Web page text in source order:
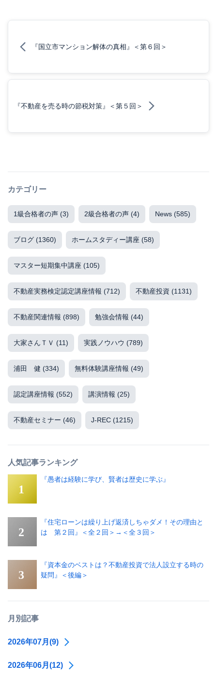
『国立市マンション解体の真相』＜第６回＞
『不動産を売る時の節税対策』＜第５回＞
カテゴリー
1級合格者の声 (3) 2級合格者の声 (4) News (585)
ブログ (1360) ホームスタディー講座 (58)
マスター短期集中講座 (105)
不動産実務検定認定講座情報 (712) 不動産投資 (1131)
不動産関連情報 (898) 勉強会情報 (44)
大家さんＴＶ (11) 実践ノウハウ (789)
浦田 健 (334) 無料体験講座情報 (49)
認定講座情報 (552) 講演情報 (25)
不動産セミナー (46) J-REC (1215)
人気記事ランキング
『愚者は経験に学び、賢者は歴史に学ぶ』
『住宅ローンは繰り上げ返済しちゃダメ！その理由と
は 第２回』＜全２回＞→＜全３回＞
『資本金のベストは？不動産投資で法人設立する時の
疑問』＜後編＞
月別記事
2026年07月(9)
2026年06月(12)